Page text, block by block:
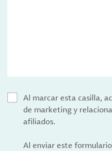
Al marcar esta casilla,
de marketing y
afiliados.
Al enviar este